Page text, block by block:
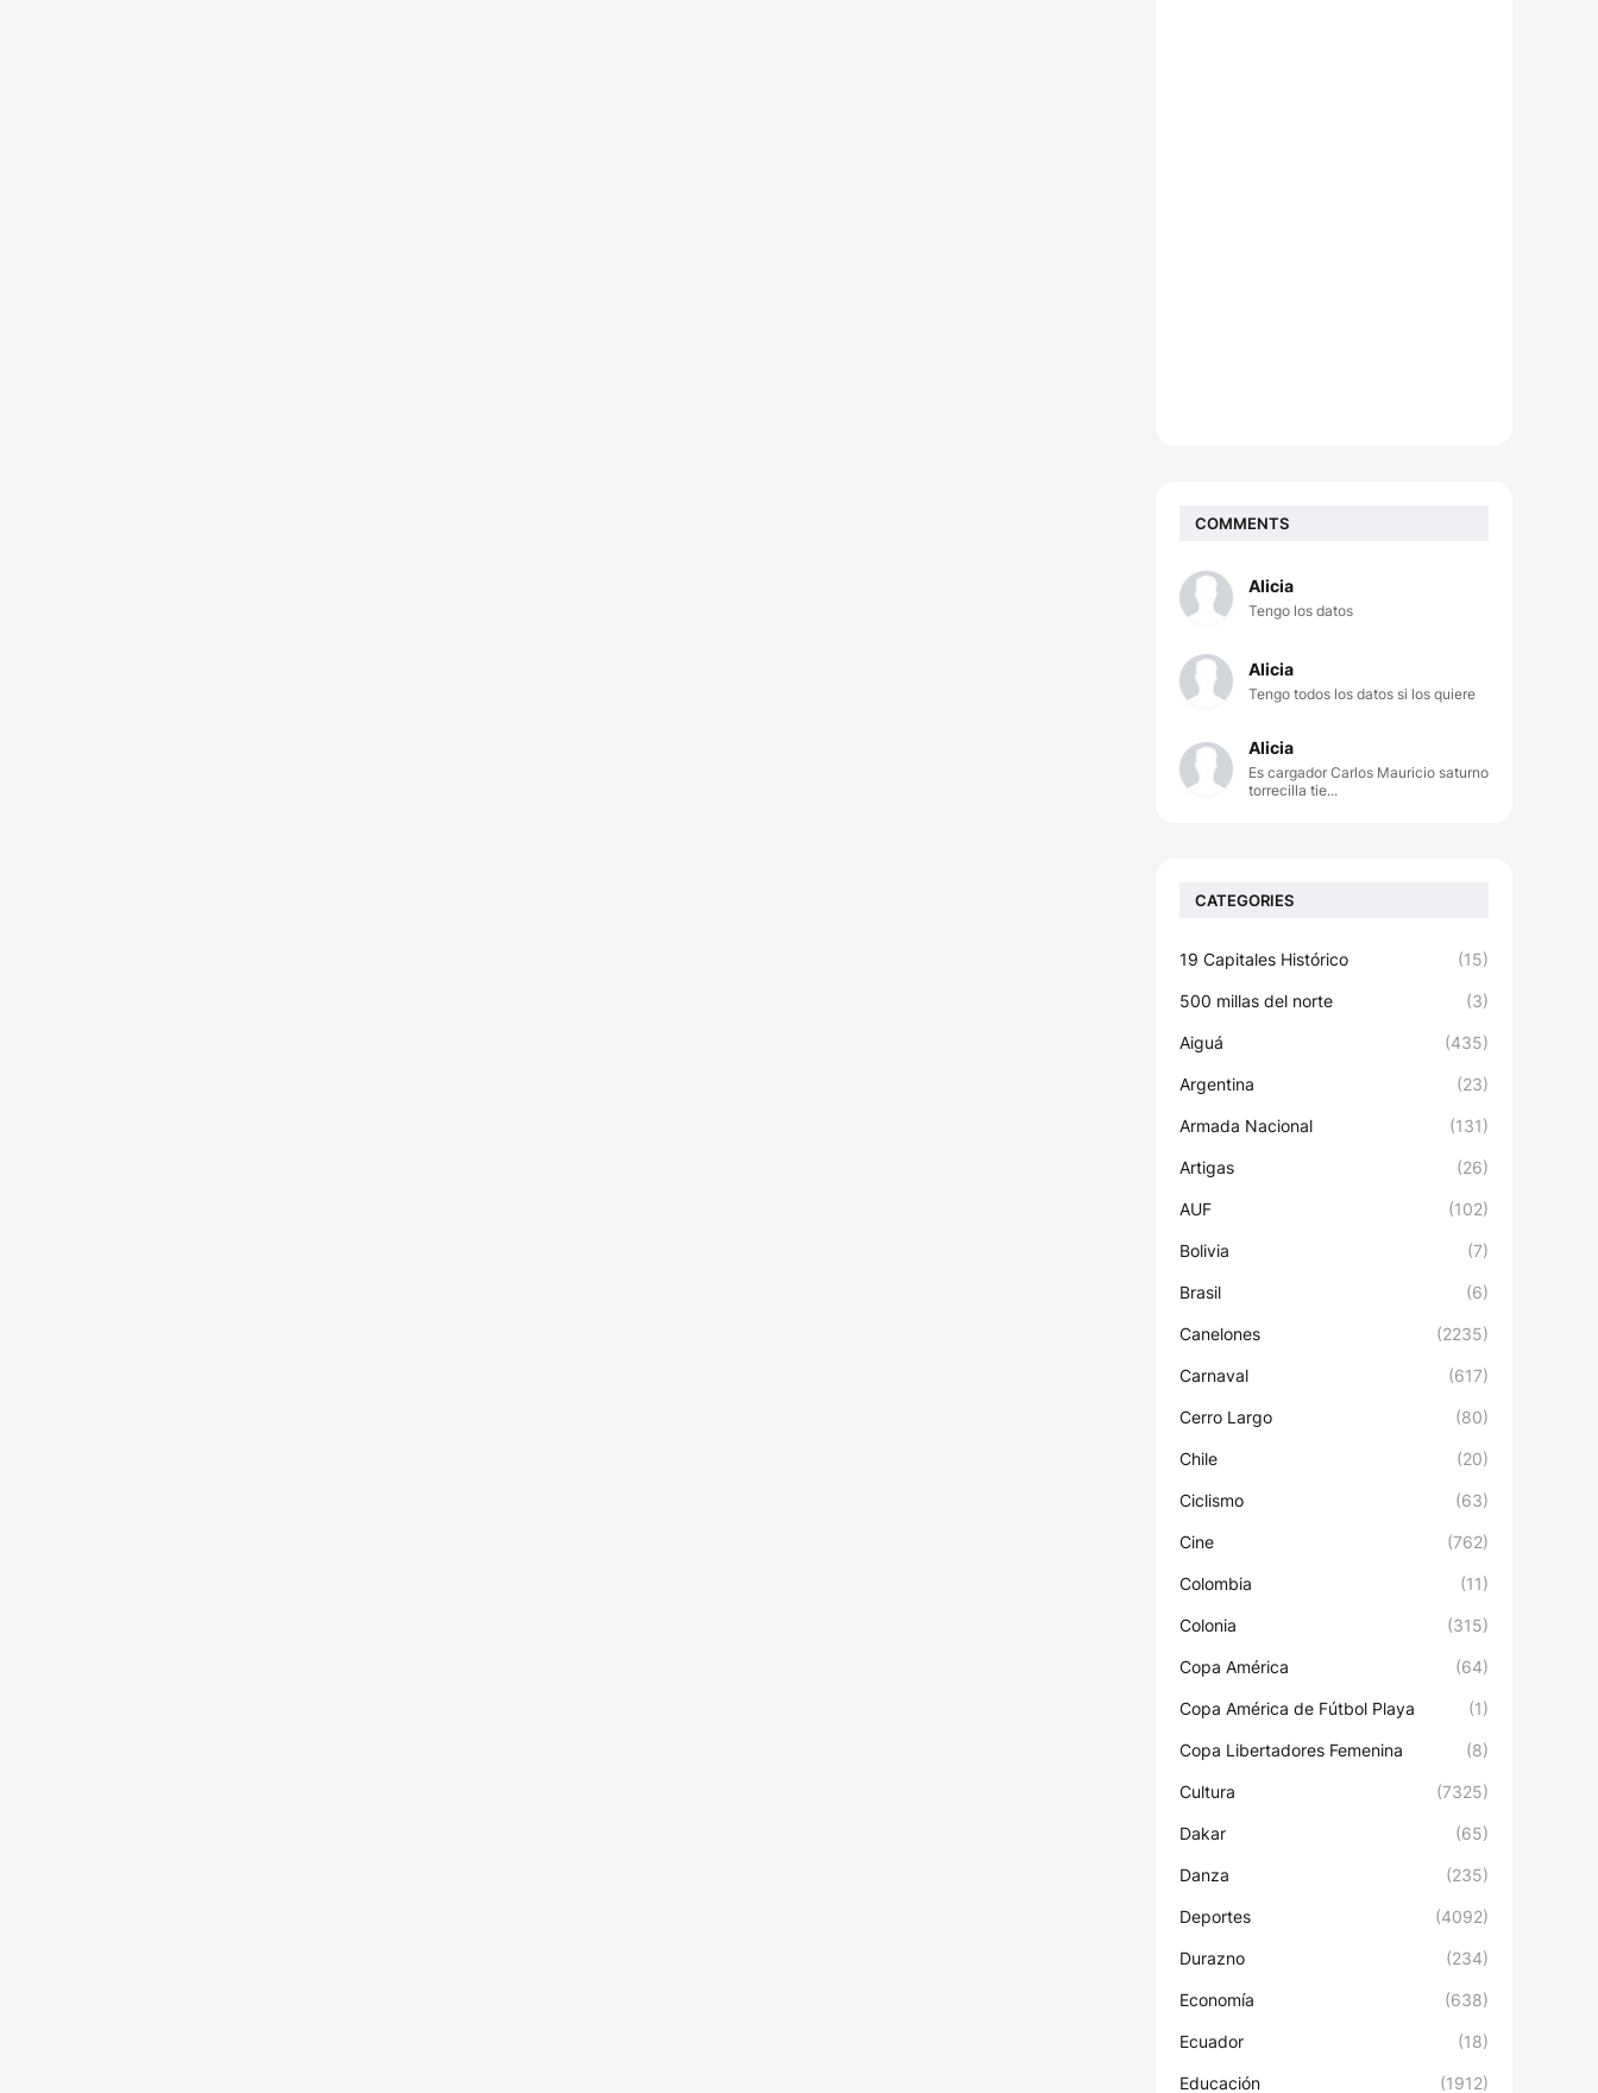
COMMENTS
Alicia
Tengo los datos
Alicia
Tengo todos los datos si los quiere
Alicia
Es cargador Carlos Mauricio saturno
torrecilla tie...
CATEGORIES
19 Capitales Histórico (15)
500 millas del norte (3)
Aiguá (435)
Argentina (23)
Armada Nacional (131)
Artigas (26)
AUF (102)
Bolivia (7)
Brasil (6)
Canelones (2235)
Carnaval (617)
Cerro Largo (80)
Chile (20)
Ciclismo (63)
Cine (762)
Colombia (11)
Colonia (315)
Copa América (64)
Copa América de Fútbol Playa (1)
Copa Libertadores Femenina (8)
Cultura (7325)
Dakar (65)
Danza (235)
Deportes (4092)
Durazno (234)
Economía (638)
Ecuador (18)
Educación (1912)